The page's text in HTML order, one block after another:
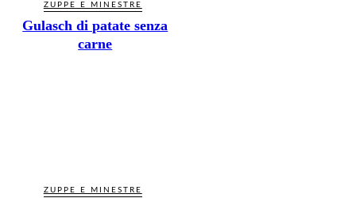
ZUPPE E MINESTRE
Gulasch di patate senza
carne
ZUPPE E MINESTRE